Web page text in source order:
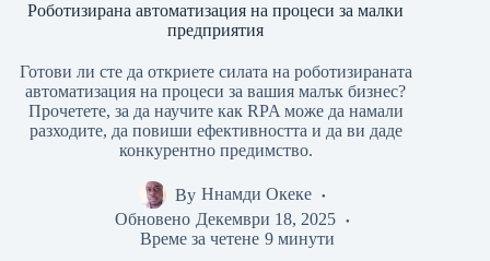
Роботизирана автоматизация на процеси за малки
предприятия
Готови ли сте да откриете силата на роботизираната
автоматизация на процеси за вашия малък бизнес?
Прочетете, за да научите как RPA може да намали
разходите, да повиши ефективността и да ви даде
конкурентно предимство.
By Ннамди Океке
Обновено Декември 18, 2025
Време за четене 9 минути